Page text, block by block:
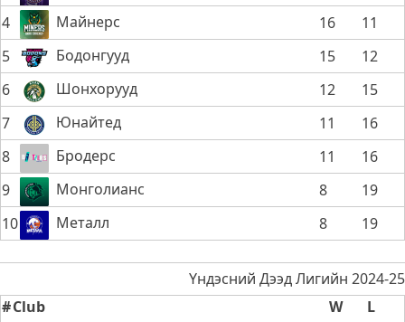
4
Майнерс 16
11
5
Бодонгууд 15
12
6
Шонхорууд 12
15
7
Юнайтед 11
16
8
Бродерс 11
16
9
Монголианс 8
19
10
Металл 8 19
Үндэсний Дээд Лигийн 2024-25
#Club W
L